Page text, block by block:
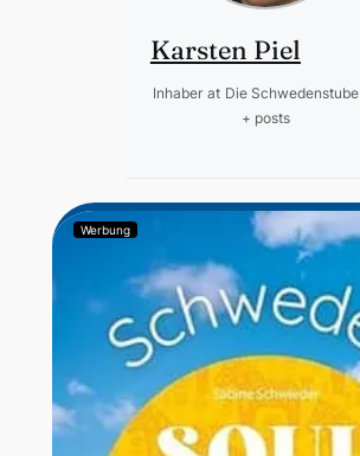
Karsten Piel
Inhaber at Die Schwedenstube
+ posts
Werbung